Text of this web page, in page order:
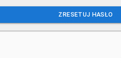
ZRESETUJ HASŁO